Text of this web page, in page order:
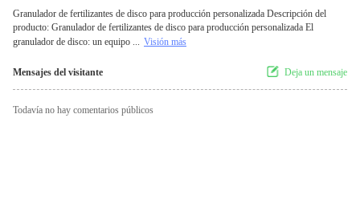
Granulador de fertilizantes de disco para producción personalizada Descripción del
producto: Granulador de fertilizantes de disco para producción personalizada El
granulador de disco: un equipo ... Visión más
Mensajes del visitante Deja un mensaje
Todavía no hay comentarios públicos